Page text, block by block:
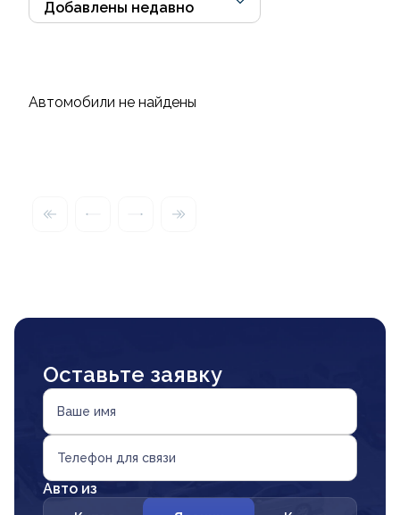
Автомобили не найдены
Оставьте заявку
Ваше имя
Телефон для связи
Авто из